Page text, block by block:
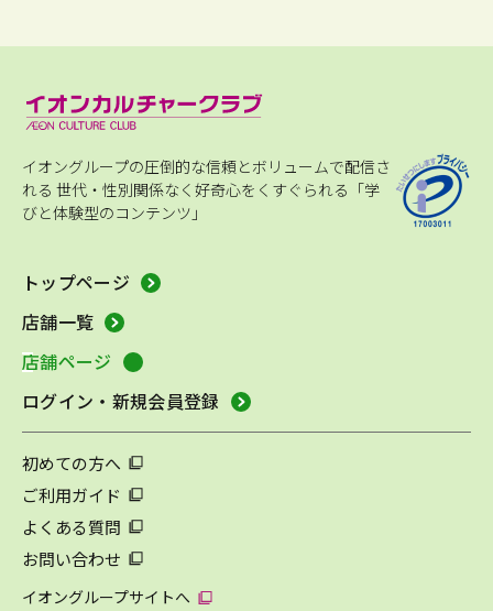
イオングループの圧倒的な信頼とボリュームで配信さ
れる 世代・性別関係なく好奇心をくすぐられる「学
びと体験型のコンテンツ」
トップページ
店舗一覧
店舗ページ
ログイン・新規会員登録
初めての方へ
ご利用ガイド
よくある質問
お問い合わせ
イオングループサイトへ